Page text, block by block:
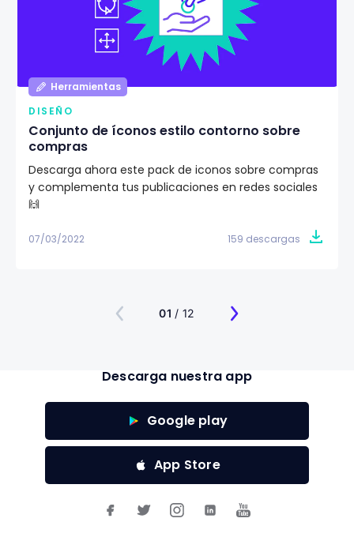
Herramientas
DISEÑO
Conjunto de íconos estilo contorno sobre
compras
Descarga ahora este pack de iconos sobre compras
y complementa tus publicaciones en redes sociales
🙌
07/03/2022 159 descargas
01 / 12
Descarga nuestra app
Google play
App Store